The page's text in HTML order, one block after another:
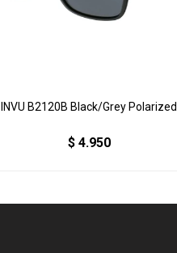
INVU B2120B Black/Grey Polarized
$ 4.950